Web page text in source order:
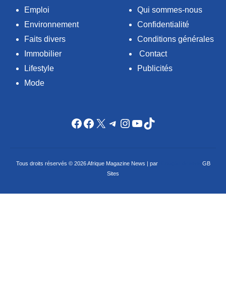
Emploi
Environnement
Faits divers
Immobilier
Lifestyle
Mode
Qui sommes-nous
Confidentialité
Conditions générales
Contact
Publicités
Facebook
Facebook
X Telegram
Instagram
YouTube
TikTok
Tous droits réservés © 2026 Afrique Magazine News | par
GB
Sites